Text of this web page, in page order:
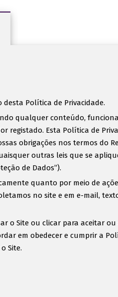
desta Política de Privacidade.
qualquer conteúdo,
registado. Esta Política de
obrigações nos termos do
outras leis que se
de Dados”).
quanto por meio de
no site e em e-mail,
o Site ou clicar para aceitar
em obedecer e cumprir a
Site.